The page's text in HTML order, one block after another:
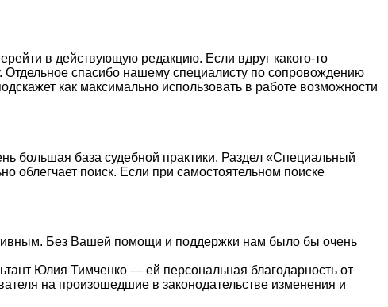
в действующую редакцию. Если вдруг какого-то
Отдельное спасибо нашему специалисту по сопровождению
как максимально использовать в работе возможности
большая база судебной практики. Раздел «Специальный
облегчает поиск. Если при самостоятельном поиске
Без Вашей помощи и поддержки нам было бы очень
Юлия Тимченко — ей персональная благодарность от
на произошедшие в законодательстве изменения и